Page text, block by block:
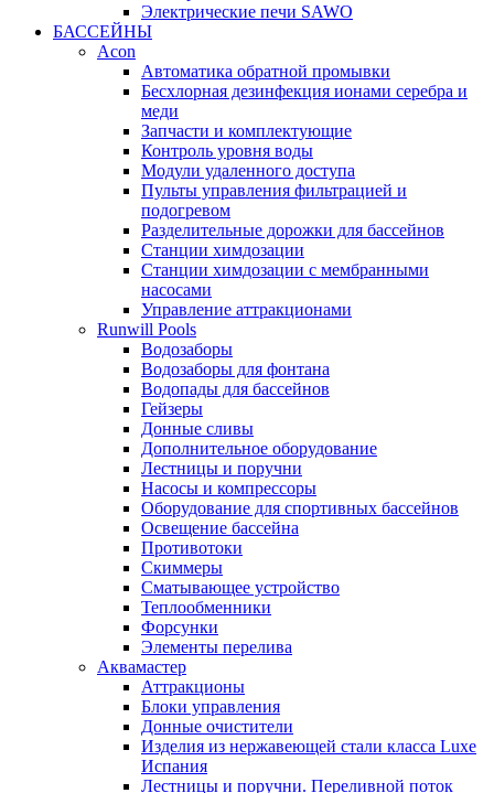
Электрические печи SAWO
БАССЕЙНЫ
Acon
Автоматика обратной промывки
Беcхлорная дезинфекция ионами серебра и
меди
Запчасти и комплектующие
Контроль уровня воды
Модули удаленного доступа
Пульты управления фильтрацией и
подогревом
Разделительные дорожки для бассейнов
Станции химдозации
Станции химдозации с мембранными
насосами
Управление аттракционами
Runwill Pools
Водозаборы
Водозаборы для фонтана
Водопады для бассейнов
Гейзеры
Донные сливы
Дополнительное оборудование
Лестницы и поручни
Насосы и компрессоры
Оборудование для спортивных бассейнов
Освещение бассейна
Противотоки
Скиммеры
Сматывающее устройство
Теплообменники
Форсунки
Элементы перелива
Аквамастер
Аттракционы
Блоки управления
Донные очистители
Изделия из нержавеющей стали класса Luxe
Испания
Лестницы и поручни. Переливной поток